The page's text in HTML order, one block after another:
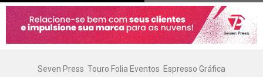
Seven Press Touro Folia Eventos Espresso Gráfica